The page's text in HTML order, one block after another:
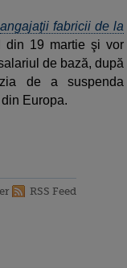
angajaţii fabricii de la
din 19 martie şi vor
de bază, după
de a suspenda
Europa.
RSS Feed